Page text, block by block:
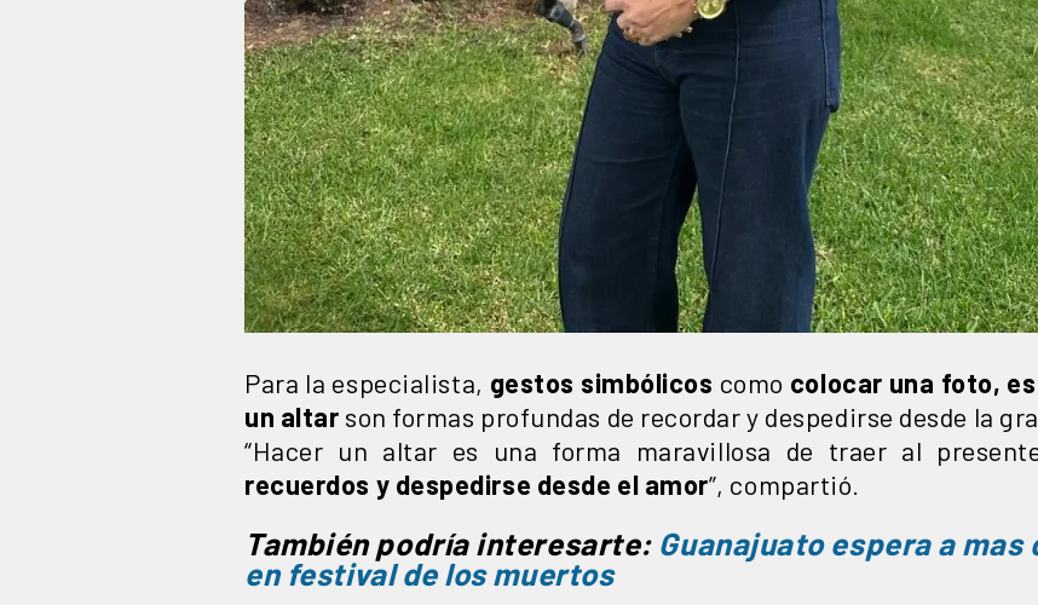
Para la especialista, gestos simbólicos como colocar una foto,
un altar son formas profundas de recordar y despedirse desde la
“Hacer un altar es una forma maravillosa de traer al
recuerdos y despedirse desde el amor”, compartió.
También podría interesarte: Guanajuato espera a
en festival de los muertos